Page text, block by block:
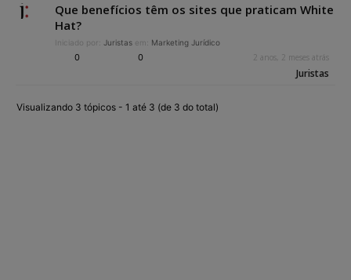
Que benefícios têm os sites que praticam White
Hat?
Iniciado por: Juristas em: Marketing Jurídico
0 0 2 anos, 2 meses atrás
Juristas
Visualizando 3 tópicos - 1 até 3 (de 3 do total)